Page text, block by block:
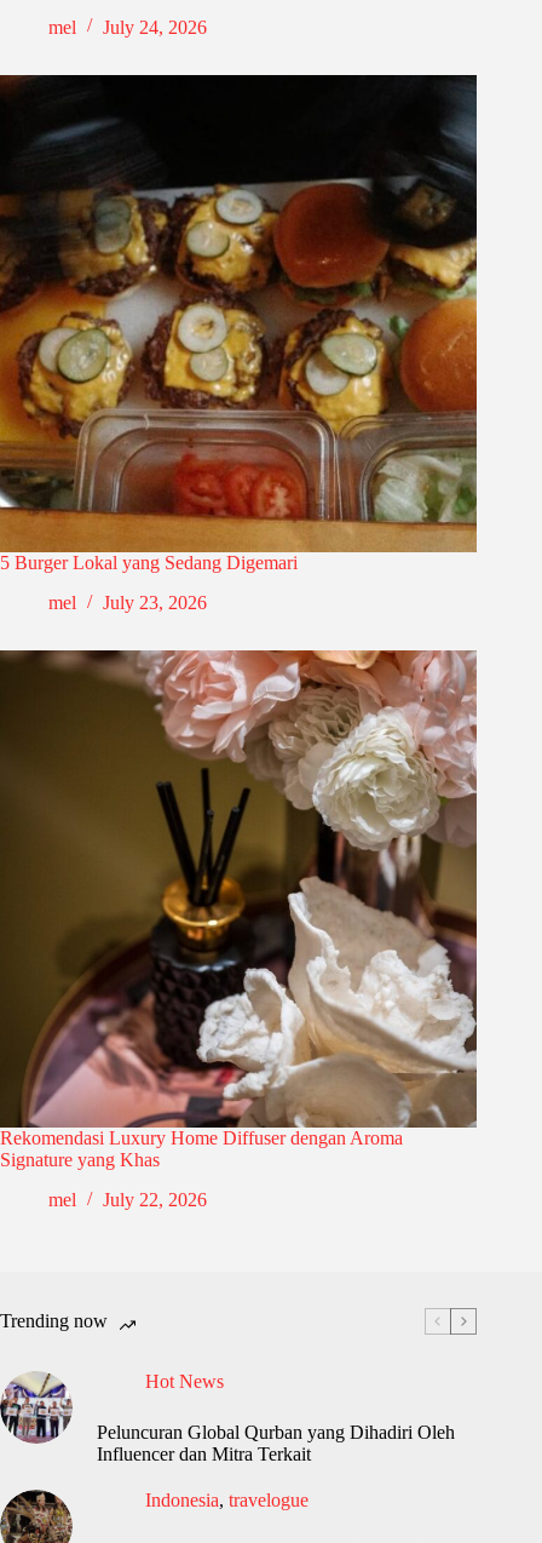
mel
July 24, 2026
5 Burger Lokal yang Sedang Digemari
mel
July 23, 2026
Rekomendasi Luxury Home Diffuser dengan Aroma
Signature yang Khas
mel
July 22, 2026
Trending now
Hot News
Peluncuran Global Qurban yang Dihadiri Oleh
Influencer dan Mitra Terkait
Indonesia, travelogue